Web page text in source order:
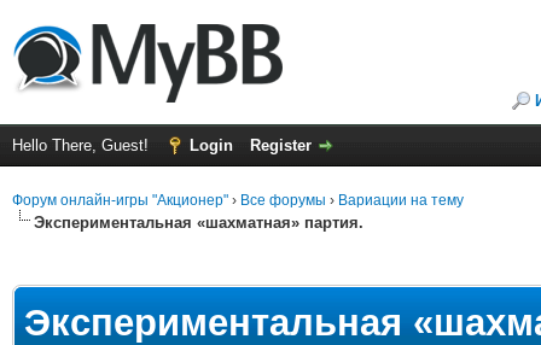
Hello There, Guest! Login Register
Форум онлайн-игры "Акционер" › Все форумы › Вариации на тему
Экспериментальная «шахматная» партия.
Экспериментальная